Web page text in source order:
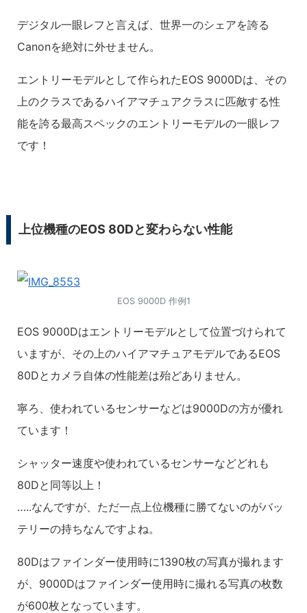
デジタル一眼レフと言えば、世界一のシェアを誇る
Canonを絶対に外せません。
エントリーモデルとして作られたEOS 9000Dは、その
上のクラスであるハイアマチュアクラスに匹敵する性
能を誇る最高スペックのエントリーモデルの一眼レフ
です！
上位機種のEOS 80Dと変わらない性能
EOS 9000D 作例1
EOS 9000Dはエントリーモデルとして位置づけられて
いますが、その上のハイアマチュアモデルであるEOS
80Dとカメラ自体の性能差は殆どありません。
寧ろ、使われているセンサーなどは9000Dの方が優れ
ています！
シャッター速度や使われているセンサーなどどれも
80Dと同等以上！
…..なんですが、ただ一点上位機種に勝てないのがバッ
テリーの持ちなんですよね。
80Dはファインダー使用時に1390枚の写真が撮れます
が、9000Dはファインダー使用時に撮れる写真の枚数
が600枚となっています。